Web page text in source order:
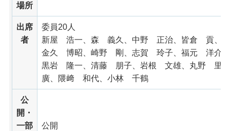
場所
出席
者
委員20人
新屋 浩一、森 義久、中野 正治、皆倉 貢、
金久 博昭、崎野 剛、志賀 玲子、福元 洋介
黒岩 隆一、清藤 朋子、岩根 文雄、丸野 里
廣、隈﨑 和代、小林 千鶴
公
開・
一部
公開